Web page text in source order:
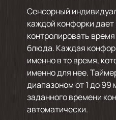
Сенсорный
каждой конфорки
контролировать
блюда. Каждая
именно в то время,
именно для нее.
диапазоном от 1 до 99
заданного времени
автоматически.